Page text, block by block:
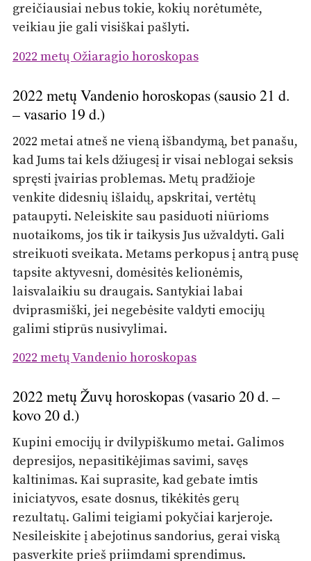
greičiausiai nebus tokie, kokių norėtumėte,
veikiau jie gali visiškai pašlyti.
2022 metų Ožiaragio horoskopas
2022 metų Vandenio horoskopas (sausio 21 d.
– vasario 19 d.)
2022 metai atneš ne vieną išbandymą, bet panašu,
kad Jums tai kels džiugesį ir visai neblogai seksis
spręsti įvairias problemas. Metų pradžioje
venkite didesnių išlaidų, apskritai, vertėtų
pataupyti. Neleiskite sau pasiduoti niūrioms
nuotaikoms, jos tik ir taikysis Jus užvaldyti. Gali
streikuoti sveikata. Metams perkopus į antrą pusę
tapsite aktyvesni, domėsitės kelionėmis,
laisvalaikiu su draugais. Santykiai labai
dviprasmiški, jei negebėsite valdyti emocijų
galimi stiprūs nusivylimai.
2022 metų Vandenio horoskopas
2022 metų Žuvų horoskopas (vasario 20 d. –
kovo 20 d.)
Kupini emocijų ir dvilypiškumo metai. Galimos
depresijos, nepasitikėjimas savimi, savęs
kaltinimas. Kai suprasite, kad gebate imtis
iniciatyvos, esate dosnus, tikėkitės gerų
rezultatų. Galimi teigiami pokyčiai karjeroje.
Nesileiskite į abejotinus sandorius, gerai viską
pasverkite prieš priimdami sprendimus.